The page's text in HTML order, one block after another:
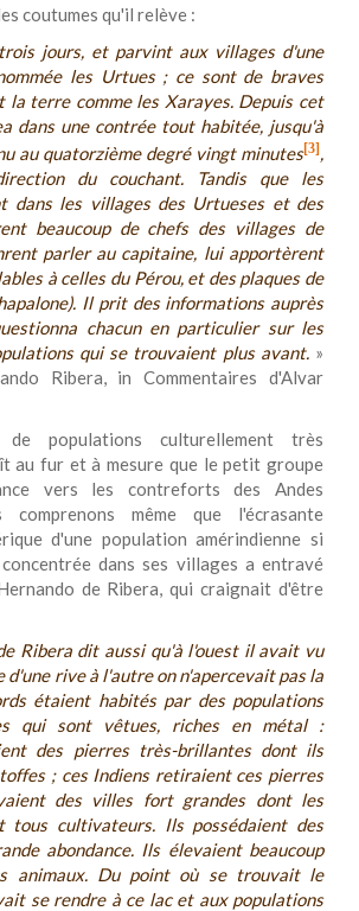
coutumes qu'il relève :
jours, et parvint aux villages d'une
les Urtues ; ce sont de braves
la terre comme les Xarayes. Depuis cet
dans une contrée tout habitée, jusqu'à
au quatorzième degré vingt minutes[3],
du couchant. Tandis que les
dans les villages des Urtueses et des
beaucoup de chefs des villages de
parler au capitaine, lui apportèrent
à celles du Pérou, et des plaques de
). Il prit des informations auprès
chacun en particulier sur les
qui se trouvaient plus avant.»
Ribera, in Commentaires d'Alvar
populations culturellement très
au fur et à mesure que le petit groupe
vers les contreforts des Andes
comprenons même que l'écrasante
d'une population amérindienne si
dans ses villages a entravé
de Ribera, qui craignait d'être
Ribera dit aussi qu'à l'ouest il avait vu
d'une rive à l'autre on n'apercevait pas la
étaient habités par des populations
qui sont vêtues, riches en métal :
des pierres très-brillantes dont ils
; ces Indiens retiraient ces pierres
des villes fort grandes dont les
tous cultivateurs. Ils possédaient des
abondance. Ils élevaient beaucoup
animaux. Du point où se trouvait le
se rendre à ce lac et aux populations